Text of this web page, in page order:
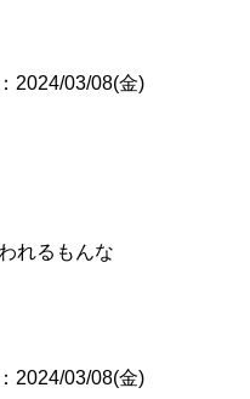
：2024/03/08(金)
れるもんな
：2024/03/08(金)